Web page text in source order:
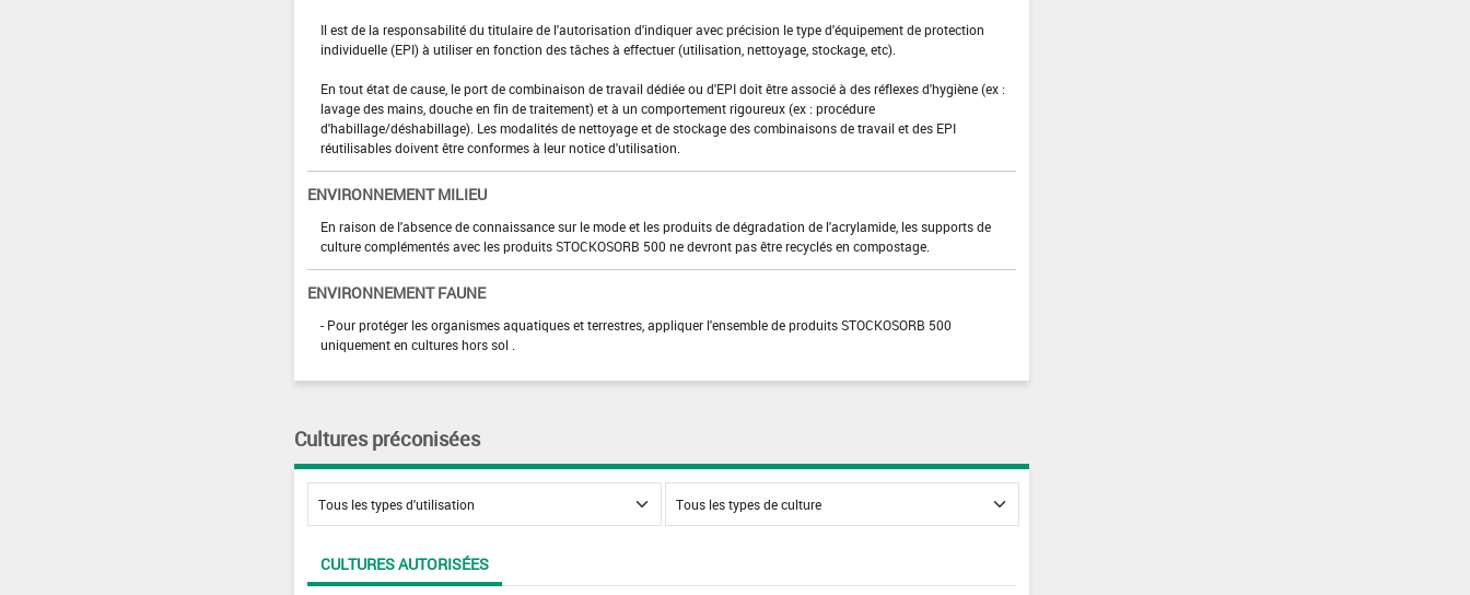
Il est de la responsabilité du titulaire de l'autorisation d'indiquer avec précision le type d'équipement de protection
individuelle (EPI) à utiliser en fonction des tâches à effectuer (utilisation, nettoyage, stockage, etc).
En tout état de cause, le port de combinaison de travail dédiée ou d'EPI doit être associé à des réflexes d'hygiène (ex :
lavage des mains, douche en fin de traitement) et à un comportement rigoureux (ex : procédure
d'habillage/déshabillage). Les modalités de nettoyage et de stockage des combinaisons de travail et des EPI
réutilisables doivent être conformes à leur notice d'utilisation.
ENVIRONNEMENT MILIEU
En raison de l'absence de connaissance sur le mode et les produits de dégradation de l'acrylamide, les supports de
culture complémentés avec les produits STOCKOSORB 500 ne devront pas être recyclés en compostage.
ENVIRONNEMENT FAUNE
- Pour protéger les organismes aquatiques et terrestres, appliquer l'ensemble de produits STOCKOSORB 500
uniquement en cultures hors sol .
Cultures préconisées
CULTURES AUTORISÉES